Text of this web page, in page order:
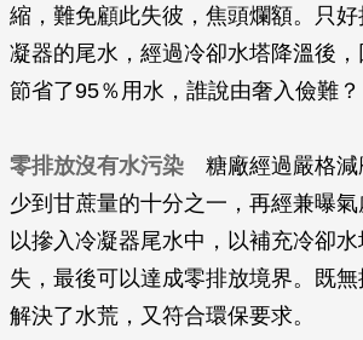
縮，難免顧此失彼，焦頭爛額。只
凝器的尾水，經過冷卻水塔降溫後
節省了95％用水，誰說由奢入儉難？
零排放沒有水污染 糖廠經過嚴格減
少到甘蔗量的十分之一，再經兼曝
以摻入冷凝器尾水中，以補充冷卻
失，最後可以達成零排放境界。既無
解決了水荒，又符合環保要求。